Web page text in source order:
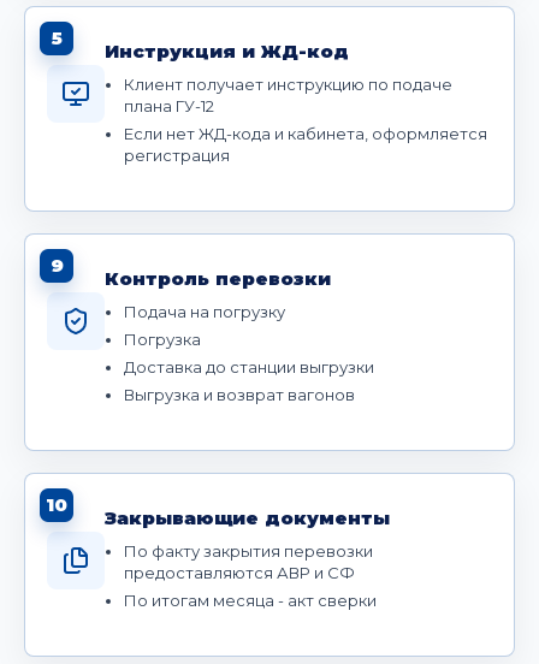
5
Инструкция и ЖД-код
Клиент получает инструкцию по подаче
плана ГУ-12
Если нет ЖД-кода и кабинета, оформляется
регистрация
9
Контроль перевозки
Подача на погрузку
Погрузка
Доставка до станции выгрузки
Выгрузка и возврат вагонов
10
Закрывающие документы
По факту закрытия перевозки
предоставляются АВР и СФ
По итогам месяца - акт сверки